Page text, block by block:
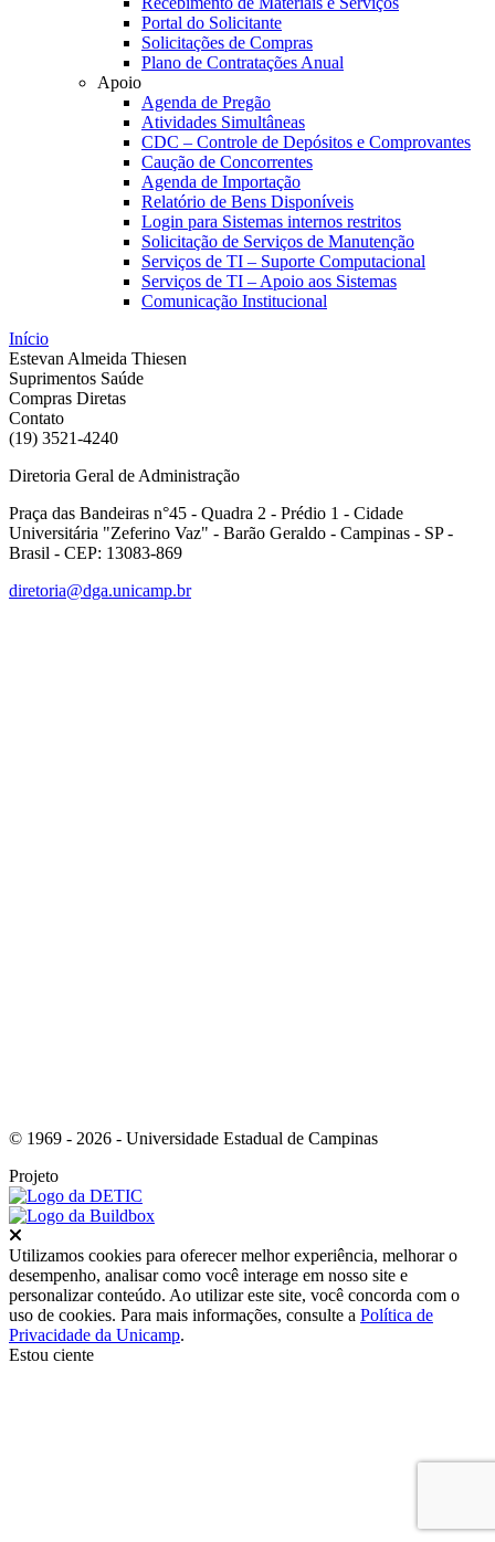
Portal do Solicitante
Solicitações de Compras
Plano de Contratações Anual
Apoio
Agenda de Pregão
Atividades Simultâneas
CDC – Controle de Depósitos e Comprovantes
Caução de Concorrentes
Agenda de Importação
Relatório de Bens Disponíveis
Login para Sistemas internos restritos
Solicitação de Serviços de Manutenção
Serviços de TI – Suporte Computacional
Serviços de TI – Apoio aos Sistemas
Comunicação Institucional
Início
Estevan Almeida Thiesen
Suprimentos Saúde
Compras Diretas
Contato
(19) 3521-4240
Diretoria Geral de Administração
Praça das Bandeiras n°45 - Quadra 2 - Prédio 1 - Cidade
Universitária "Zeferino Vaz" - Barão Geraldo - Campinas - SP -
Brasil - CEP: 13083-869
diretoria@dga.unicamp.br
© 1969 - 2026 - Universidade Estadual de Campinas
Projeto
Utilizamos cookies para oferecer melhor experiência, melhorar o
desempenho, analisar como você interage em nosso site e
personalizar conteúdo. Ao utilizar este site, você concorda com o
uso de cookies. Para mais informações, consulte a Política de
Privacidade da Unicamp.
Estou ciente